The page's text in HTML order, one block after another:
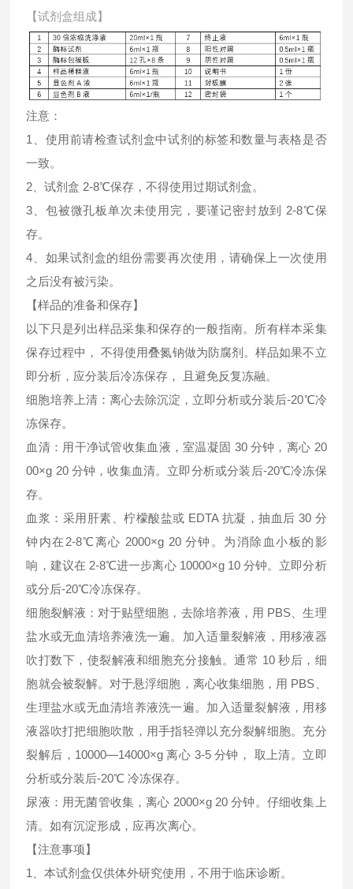
【试剂盒组成】
注意：
1、使用前请检查试剂盒中试剂的标签和数量与表格是否
一致。
2、试剂盒 2-8℃保存，不得使用过期试剂盒。
3、包被微孔板单次未使用完，要谨记密封放到 2-8℃保
存。
4、如果试剂盒的组份需要再次使用，请确保上一次使用
之后没有被污染。
【样品的准备和保存】
以下只是列出样品采集和保存的一般指南。所有样本采集
保存过程中， 不得使用叠氮钠做为防腐剂。样品如果不立
即分析，应分装后冷冻保存， 且避免反复冻融。
细胞培养上清：离心去除沉淀，立即分析或分装后-20℃冷
冻保存。
血清：用干净试管收集血液，室温凝固 30 分钟，离心 20
00×g 20 分钟，收集血清。立即分析或分装后-20℃冷冻保
存。
血浆：采用肝素、柠檬酸盐或 EDTA 抗凝，抽血后 30 分
钟内在2-8℃离心 2000×g 20 分钟。为消除血小板的影
响，建议在 2-8℃进一步离心 10000×g 10 分钟。立即分析
或分后-20℃冷冻保存。
细胞裂解液：对于贴壁细胞，去除培养液，用 PBS、生理
盐水或无血清培养液洗一遍。加入适量裂解液，用移液器
吹打数下，使裂解液和细胞充分接触。通常 10 秒后，细
胞就会被裂解。对于悬浮细胞，离心收集细胞，用 PBS、
生理盐水或无血清培养液洗一遍。加入适量裂解液，用移
液器吹打把细胞吹散，用手指轻弹以充分裂解细胞。充分
裂解后，10000—14000×g 离心 3-5 分钟， 取上清。立即
分析或分装后-20℃ 冷冻保存。
尿液：用无菌管收集，离心 2000×g 20 分钟。仔细收集上
清。如有沉淀形成，应再次离心。
【注意事项】
1、本试剂盒仅供体外研究使用，不用于临床诊断。